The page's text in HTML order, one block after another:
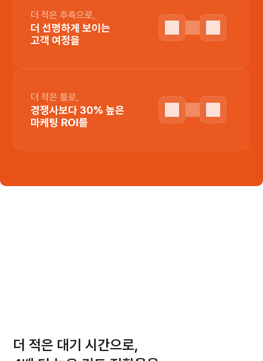
더 적은 추측으로,
더 선명하게 보이는
고객 여정을
더 적은 툴로,
경쟁사보다 30% 높은
마케팅 ROI를
마케터를 위한, 마케터에 의한
더 적은 대기 시간으로,